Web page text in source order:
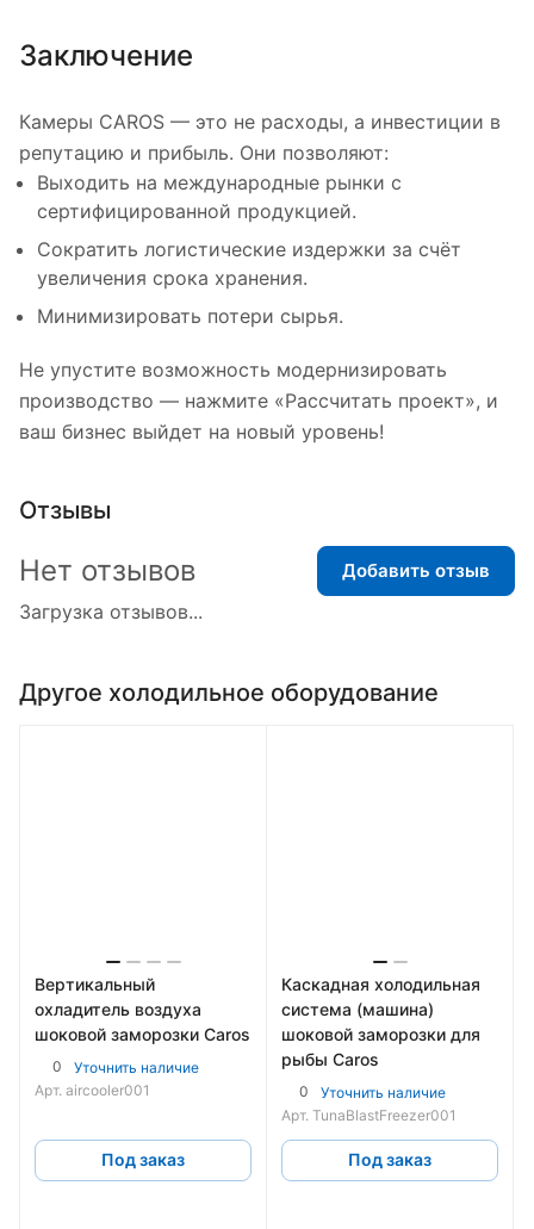
Заключение
Камеры CAROS — это не расходы, а инвестиции в
репутацию и прибыль. Они позволяют:
Выходить на международные рынки с
сертифицированной продукцией.
Сократить логистические издержки за счёт
увеличения срока хранения.
Минимизировать потери сырья.
Не упустите возможность модернизировать
производство — нажмите «Рассчитать проект», и
ваш бизнес выйдет на новый уровень!
Отзывы
Загрузка отзывов...
Нет отзывов Добавить отзыв
Другое холодильное оборудование
Вертикальный
охладитель воздуха
шоковой заморозки Caros
0
Уточнить наличие
Арт. aircooler001
Под заказ
Каскадная холодильная
система (машина)
шоковой заморозки для
рыбы Caros
0
Уточнить наличие
Арт. TunaBlastFreezer001
Под заказ